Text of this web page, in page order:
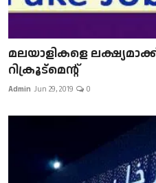
മലയാളികളെ
റിക്രൂട്മെന്റ്
Admin Jun 29, 2019 0